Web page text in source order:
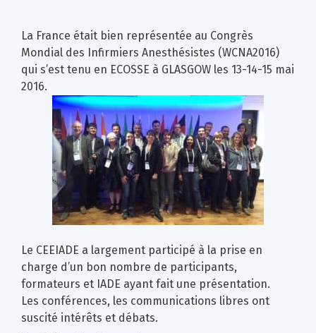
La France était bien représentée au Congrès
Mondial des Infirmiers Anesthésistes (WCNA2016)
qui s’est tenu en ECOSSE à GLASGOW les 13-14-15 mai
2016.
Le CEEIADE a largement participé à la prise en
charge d’un bon nombre de participants,
formateurs et IADE ayant fait une présentation.
Les conférences, les communications libres ont
suscité intérêts et débats.